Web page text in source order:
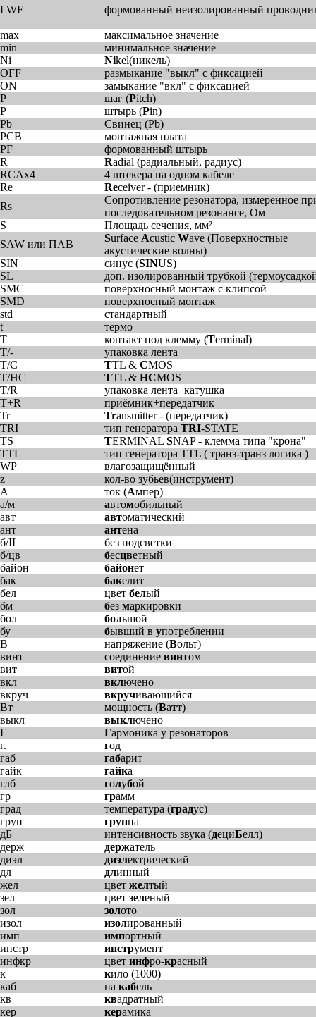
LWF формованный неизолированный
max
максимальное значение
min
минимальное значение
Ni
Nikel(никель)
OFF
размыкание "выкл" с фиксацией
ON
замыкание "вкл" с фиксацией
P
шаг (Pitch)
P
штырь (Pin)
Pb
Свинец (Pb)
PCB
монтажная плата
PF
формованный штырь
R
Radial (радиальный, радиус)
RCAx4
4 штекера на одном кабеле
Re
Receiver - (приемник)
Rs
Сопротивление резонатора, измеренное
последовательном резонансе, Ом
S
Площадь сечения, мм²
SAW или ПАВ
Surface Acustic Wave (Поверхностные
акустические волны)
SIN
синус (SINUS)
SL
доп. изолированный трубкой
SMC
поверхносный монтаж с клипсой
SMD
поверхносный монтаж
std
стандартный
t
термо
T
контакт под клемму (Terminal)
T/-
упаковка лента
T/C
TTL & CMOS
T/HC
TTL & HCMOS
T/R
упаковка лента+катушка
T+R
приёмник+передатчик
Tr
Transmitter - (передатчик)
TRI
тип генератора TRI-STATE
TS
TERMINAL SNAP - клемма типа "крона"
TTL
тип генератора TTL ( транз-транз логика )
WP
влагозащищённый
z
кол-во зубьев(инструмент)
А
ток (Ампер)
а/м
автомобильный
авт
автоматический
ант
антена
б/IL
без подсветки
б/цв
бесцветный
байон
байонет
бак
бакелит
бел
цвет белый
бм
без маркировки
бол
большой
бу
бывший в употреблении
В
напряжение (Вольт)
винт
соединение винтом
вит
витой
вкл
включено
вкруч
вкручивающийся
Вт
мощность (Ватт)
выкл
выключено
Г
Гармоника у резонаторов
г.
год
габ
габарит
гайк
гайка
глб
голубой
гр
грамм
град
температура (градус)
груп
группа
дБ
интенсивность звука (дециБелл)
держ
держатель
диэл
диэлектрический
дл
длинный
жел
цвет желтый
зел
цвет зеленый
зол
золото
изол
изолированный
имп
импортный
инстр
инструмент
инфкр
цвет инфро-красный
к
кило (1000)
каб
на кабель
кв
квадратный
кер
керамика